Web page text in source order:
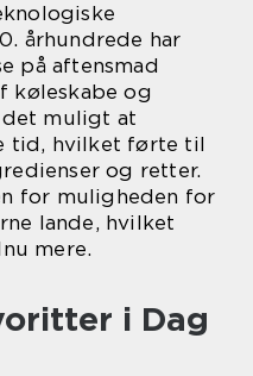
århundrede har
på aftensmad
køleskabe og
muligt at
tid, hvilket førte til
og retter.
for muligheden for
lande, hvilket
mere.
i Dag